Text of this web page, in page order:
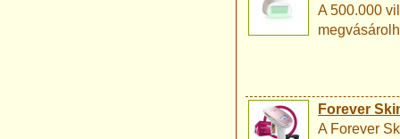
A 500.000
Forever
A Forever